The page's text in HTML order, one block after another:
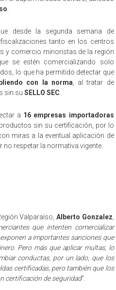
desde la segunda semana de
tanto en los centros
y comercio minoristas de la región
se estén comercializando solo
lo que ha permitido detectar que
con la norma , al tratar de
sin suSELLO SEC
a 16 empresas importadoras
sin su certificación, por lo
miras a la eventual aplicación de
respetar la normativa vigente.
Valparaíso, Alberto Gonzalez
que intenten comercializar
a importantes sanciones que
Pero más que aplicar multas, lo
conductas, por un lado, que los
certificadas, pero también que los
certificación de seguridad”.